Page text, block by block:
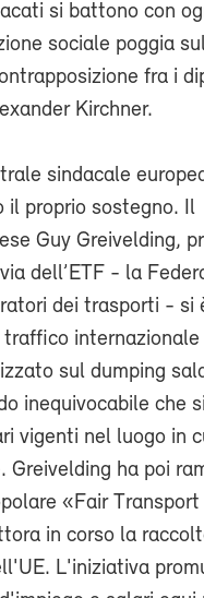
si battono con
sociale poggia
fra i
Kirchner.
sindacale
il proprio sostegno. Il
Guy Greivelding,
dell’ETF - la
dei trasporti - si
internazionale
sul dumping
inequivocabile che
vigenti nel luogo in
Greivelding ha poi
«Fair Transport
in corso la
L'iniziativa